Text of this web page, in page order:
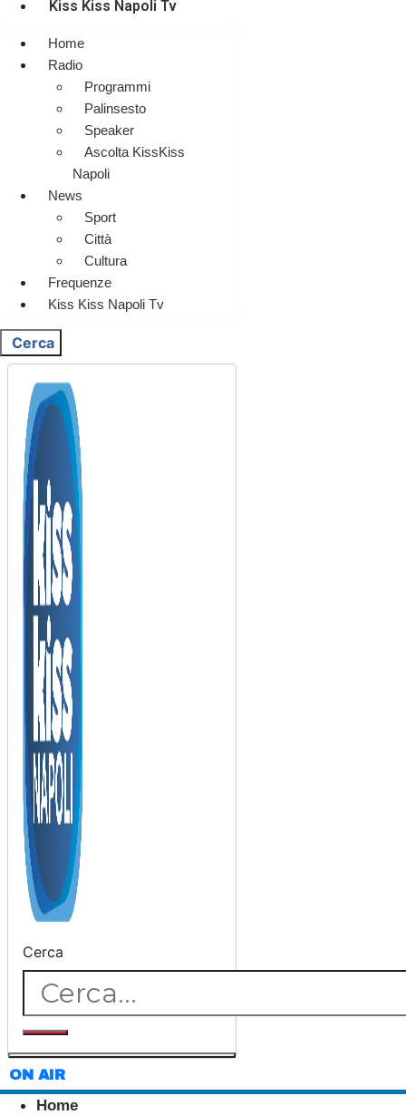
Kiss Kiss Napoli Tv
Home
Radio
Programmi
Palinsesto
Speaker
Ascolta KissKiss
Napoli
News
Sport
Città
Cultura
Frequenze
Kiss Kiss Napoli Tv
Cerca
Cerca
ON AIR
Home